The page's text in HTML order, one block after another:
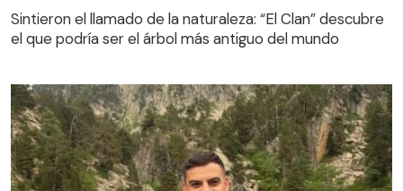
el que podría ser el árbol más antiguo del mundo
Sintieron el llamado de la naturaleza: “El Clan” descubre
el que podría ser el árbol más antiguo del mundo